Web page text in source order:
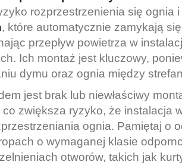
rozprzestrzenienia się ognia
, które automatycznie zamykają
przepływ powietrza w
Ich montaż jest kluczowy,
dymu oraz ognia między
jest brak lub niewłaściwy
zwiększa ryzyko, że instalacja
ognia. Pamiętaj o
o wymaganej klasie
otworów, takich jak